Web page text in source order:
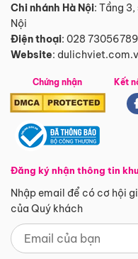
Chi nhánh Hà Nội: Tầng 3,
Nội
Điện thoại: 028 73056789
Website:
Chứng nhận
Đăng ký nhận thông tin
Nhập email để có cơ hội
của Quý khách
Kết